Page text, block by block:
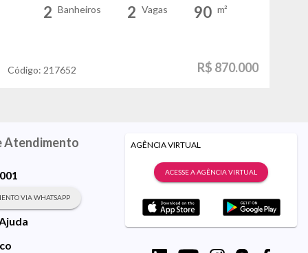
2 Banheiros 2 Vagas 90 m²
Código: 217652 R$ 870.000
Atendimento
VIA WHATSAPP
AGÊNCIA VIRTUAL
ACESSE A AGÊNCIA VIRTUAL